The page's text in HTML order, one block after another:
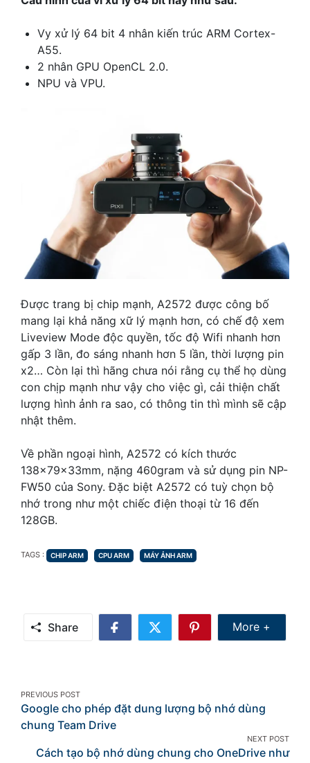
Vy xử lý 64 bit 4 nhân kiến trúc ARM Cortex-
A55.
2 nhân GPU OpenCL 2.0.
NPU và VPU.
Được trang bị chip mạnh, A2572 được công bố
mang lại khả năng xữ lý mạnh hơn, có chế độ xem
Liveview Mode độc quyền, tốc độ Wifi nhanh hơn
gấp 3 lần, đo sáng nhanh hơn 5 lần, thời lượng pin
x2… Còn lại thì hãng chưa nói rằng cụ thể họ dùng
con chịp mạnh như vậy cho việc gì, cải thiện chất
lượng hình ảnh ra sao, có thông tin thì mình sẽ cập
nhật thêm.
Về phần ngoại hình, A2572 có kích thước
138x79x33mm, nặng 460gram và sử dụng pin NP-
FW50 của Sony. Đặc biệt A2572 có tuỳ chọn bộ
nhớ trong như một chiếc điện thoại từ 16 đến
128GB.
TAGS : TAGS
CHIP ARM CPU ARM MÁY ẢNH ARM
Share
Share
Share
Share
More +
Post
navigation
PREVIOUS POST
Google cho phép đặt dung lượng bộ nhớ dùng
chung Team Drive
NEXT POST
Cách tạo bộ nhớ dùng chung cho OneDrive như